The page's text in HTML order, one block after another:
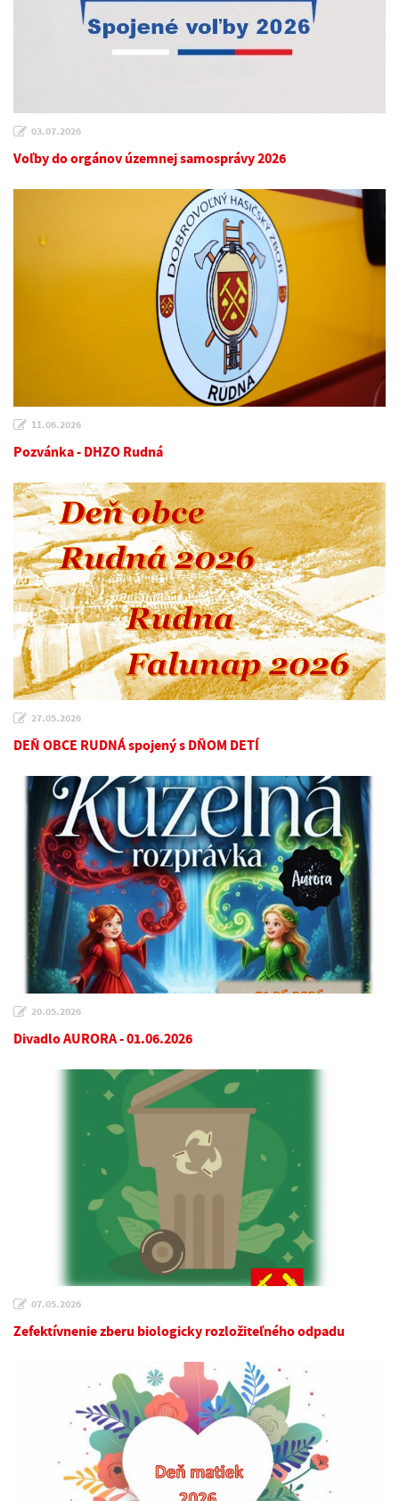
03.07.2026
Voľby do orgánov územnej samosprávy 2026
11.06.2026
Pozvánka - DHZO Rudná
27.05.2026
DEŇ OBCE RUDNÁ spojený s DŇOM DETÍ
20.05.2026
Divadlo AURORA - 01.06.2026
07.05.2026
Zefektívnenie zberu biologicky rozložiteľného odpadu